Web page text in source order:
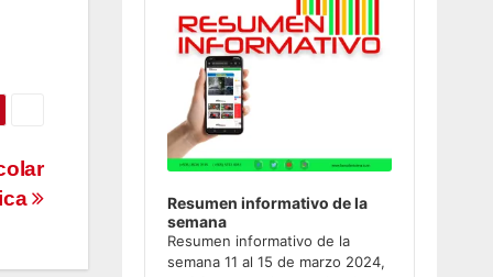
Resumen informativo de la
semana
Resumen informativo de la
semana 11 al 15 de marzo 2024,